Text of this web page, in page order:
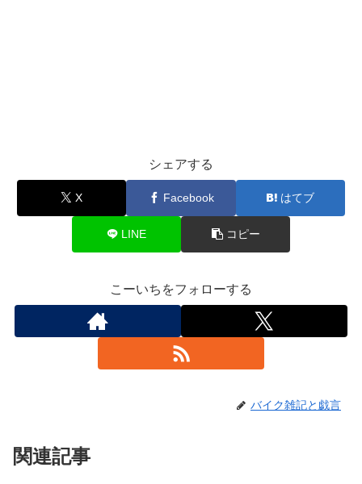
シェアする
X Facebook はてブ
LINE コピー
こーいちをフォローする
バイク雑記と戯言
関連記事